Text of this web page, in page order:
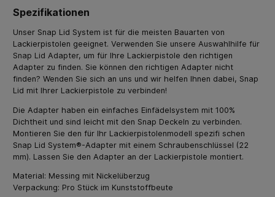
Spezifikationen
Unser Snap Lid System ist für die meisten Bauarten von
Lackierpistolen geeignet. Verwenden Sie unsere Auswahlhilfe für
Snap Lid Adapter, um für Ihre Lackierpistole den richtigen
Adapter zu finden. Sie können den richtigen Adapter nicht
finden? Wenden Sie sich an uns und wir helfen Ihnen dabei, Snap
Lid mit Ihrer Lackierpistole zu verbinden!
Die Adapter haben ein einfaches Einfädelsystem mit 100%
Dichtheit und sind leicht mit den Snap Deckeln zu verbinden.
Montieren Sie den für Ihr Lackierpistolenmodell spezifi schen
Snap Lid System®-Adapter mit einem Schraubenschlüssel (22
mm). Lassen Sie den Adapter an der Lackierpistole montiert.
Material: Messing mit Nickelüberzug
Verpackung: Pro Stück im Kunststoffbeute